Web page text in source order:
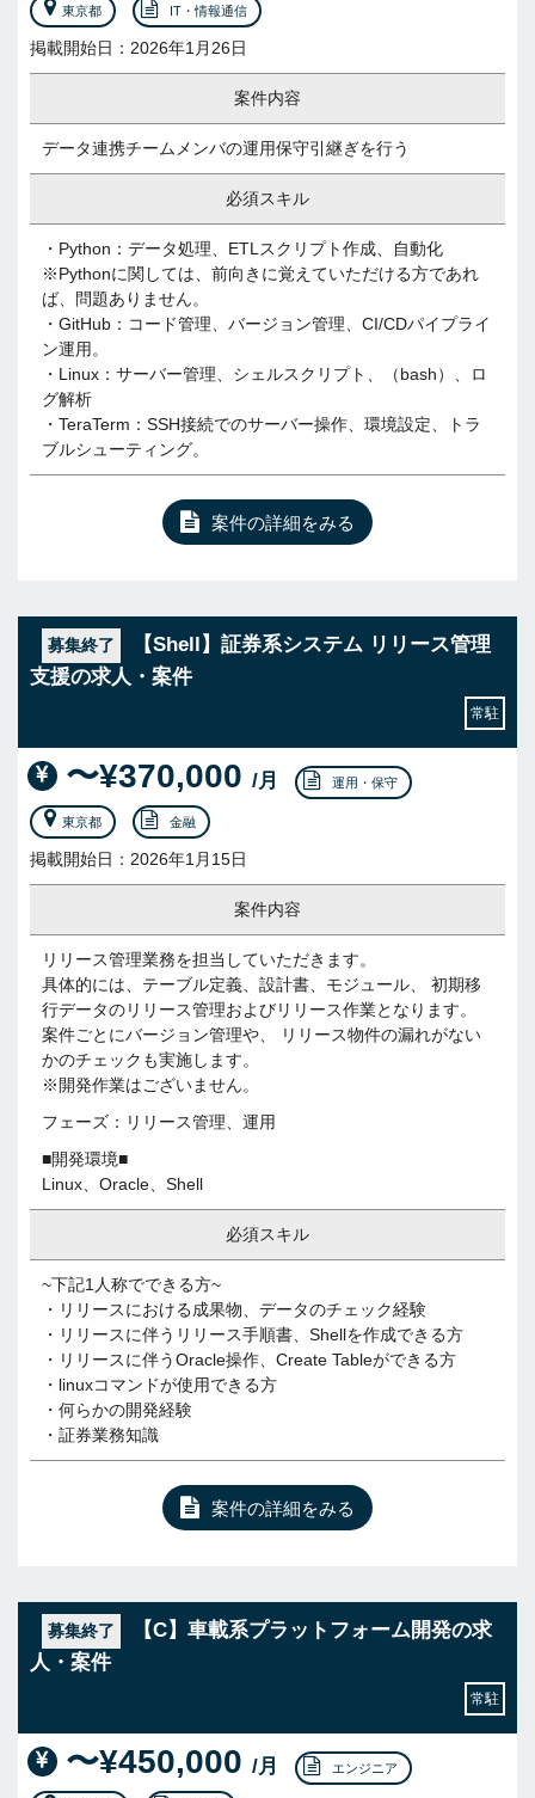
東京都 IT・情報通信
掲載開始日：2026年1月26日
案件内容
データ連携チームメンバの運用保守引継ぎを行う
必須スキル
・Python：データ処理、ETLスクリプト作成、自動化
※Pythonに関しては、前向きに覚えていただける方であれ
ば、問題ありません。
・GitHub：コード管理、バージョン管理、CI/CDパイプライ
ン運用。
・Linux：サーバー管理、シェルスクリプト、（bash）、ロ
グ解析
・TeraTerm：SSH接続でのサーバー操作、環境設定、トラ
ブルシューティング。
案件の詳細をみる
募集終了
【Shell】証券系システム リリース管理
支援の求人・案件
常駐
〜¥370,000 /月 運用・保守
東京都 金融
掲載開始日：2026年1月15日
案件内容
リリース管理業務を担当していただきます。
具体的には、テーブル定義、設計書、モジュール、 初期移
行データのリリース管理およびリリース作業となります。
案件ごとにバージョン管理や、 リリース物件の漏れがない
かのチェックも実施します。
※開発作業はございません。
フェーズ：リリース管理、運用
■開発環境■
Linux、Oracle、Shell
必須スキル
~下記1人称でできる方~
・リリースにおける成果物、データのチェック経験
・リリースに伴うリリース手順書、Shellを作成できる方
・リリースに伴うOracle操作、Create Tableができる方
・linuxコマンドが使用できる方
・何らかの開発経験
・証券業務知識
案件の詳細をみる
募集終了
【C】車載系プラットフォーム開発の求
人・案件
常駐
〜¥450,000 /月 エンジニア